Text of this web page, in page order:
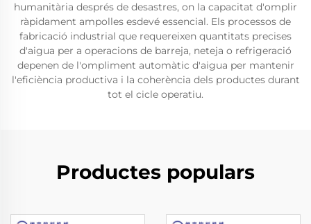
humanitària després de desastres, on la capacitat d'omplir
ràpidament ampolles esdevé essencial. Els processos de
fabricació industrial que requereixen quantitats precises
d'aigua per a operacions de barreja, neteja o refrigeració
depenen de l'ompliment automàtic d'aigua per mantenir
l'eficiència productiva i la coherència dels productes durant
tot el cicle operatiu.
Productes populars